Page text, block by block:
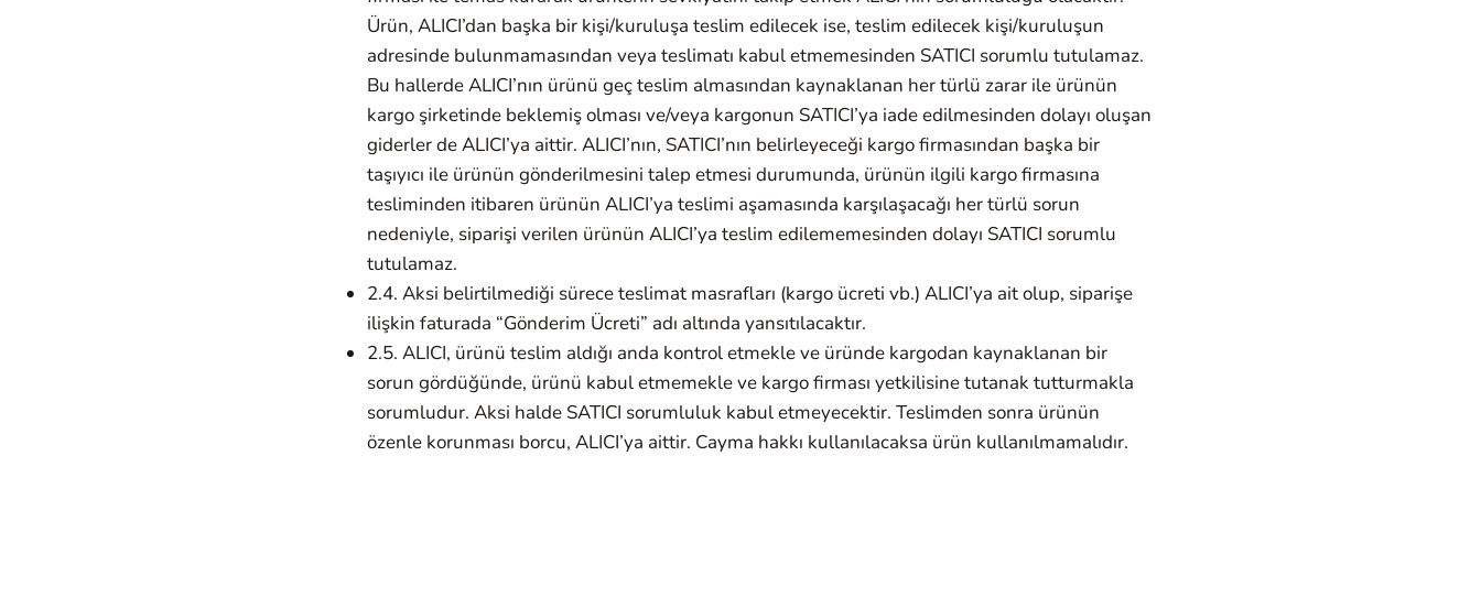
Ürün, ALICI’dan başka bir kişi/kuruluşa teslim edilecek ise, teslim edilecek kişi/kuruluşun
adresinde bulunmamasından veya teslimatı kabul etmemesinden SATICI sorumlu tutulamaz.
Bu hallerde ALICI’nın ürünü geç teslim almasından kaynaklanan her türlü zarar ile ürünün
kargo şirketinde beklemiş olması ve/veya kargonun SATICI’ya iade edilmesinden dolayı oluşan
giderler de ALICI’ya aittir. ALICI’nın, SATICI’nın belirleyeceği kargo firmasından başka bir
taşıyıcı ile ürünün gönderilmesini talep etmesi durumunda, ürünün ilgili kargo firmasına
tesliminden itibaren ürünün ALICI’ya teslimi aşamasında karşılaşacağı her türlü sorun
nedeniyle, siparişi verilen ürünün ALICI’ya teslim edilememesinden dolayı SATICI sorumlu
tutulamaz.
2.4. Aksi belirtilmediği sürece teslimat masrafları (kargo ücreti vb.) ALICI’ya ait olup, siparişe
ilişkin faturada “Gönderim Ücreti” adı altında yansıtılacaktır.
2.5. ALICI, ürünü teslim aldığı anda kontrol etmekle ve üründe kargodan kaynaklanan bir
sorun gördüğünde, ürünü kabul etmemekle ve kargo firması yetkilisine tutanak tutturmakla
sorumludur. Aksi halde SATICI sorumluluk kabul etmeyecektir. Teslimden sonra ürünün
özenle korunması borcu, ALICI’ya aittir. Cayma hakkı kullanılacaksa ürün kullanılmamalıdır.